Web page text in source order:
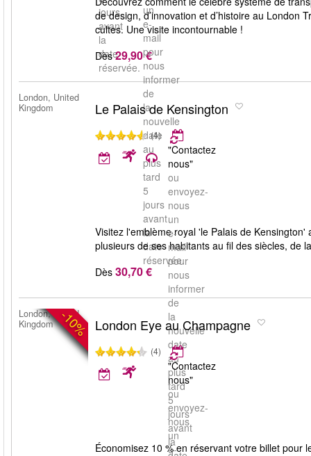
jours
avant
la
date
réservée.
un
e-
mail
pour
nous
informer
de
la
nouvelle
date
au
plus
tard
5
jours
avant
la
date
réservée.
de design, d’innovation et d’histoire au
cultes. Une visite incontournable !
Dès 29,90 €
London, United
Kingdom
Le Palais de Kensington
(4)
"Contactez
nous"
ou
envoyez-
nous
un
e-
mail
pour
nous
informer
de
la
nouvelle
date
au
plus
tard
5
jours
avant
la
Visitez l'emblème royal 'le Palais de
plusieurs de ses habitants au fil des siècles, de
Dès 30,70 €
-10%
London, United
Kingdom
London Eye au Champagne
(4)
"Contactez
nous"
ou
envoyez-
nous
un
e-
Économisez 10 % en réservant votre billet pour